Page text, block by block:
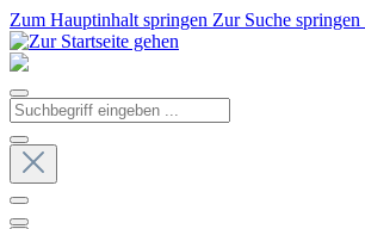
Zum Hauptinhalt springen Zur Suche springen